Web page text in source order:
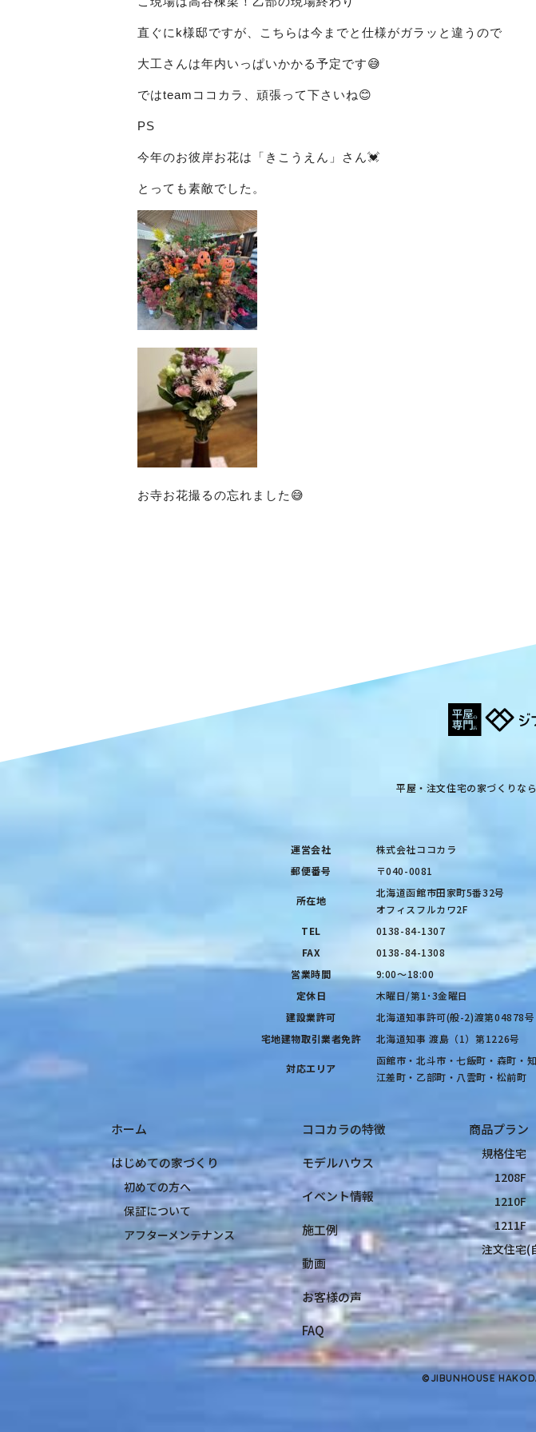
直ぐにk様邸ですが、こちらは今までと仕様がガラッと違うので
大工さんは年内いっぱいかかる予定です😅
ではteamココカラ、頑張って下さいね😊
PS
今年のお彼岸お花は「きこうえん」さん💓
とっても素敵でした。
お寺お花撮るの忘れました😅
平屋・注文住宅の家づくりな
運営会社
株式会社ココカラ
郵便番号
〒040-0081
所在地
北海道函館市田家町5番32号
オフィスフルカワ2F
TEL
0138-84-1307
FAX
0138-84-1308
営業時間
9:00〜18:00
定休日
木曜日/第1･3金曜日
建設業許可
北海道知事許可(般-2)渡第04878号
宅地建物取引業者免許
北海道知事 渡島（1）第1226号
対応エリア
函館市・北斗市・七飯町・森町・
江差町・乙部町・八雲町・松前町
ホーム
はじめての家づくり
初めての方へ
保証について
アフターメンテナンス
ココカラの特徴
モデルハウス
イベント情報
施工例
動画
お客様の声
FAQ
商品プラン
規格住宅
1208F
1210F
1211F
注文住宅(
©JIBUNHOUSE